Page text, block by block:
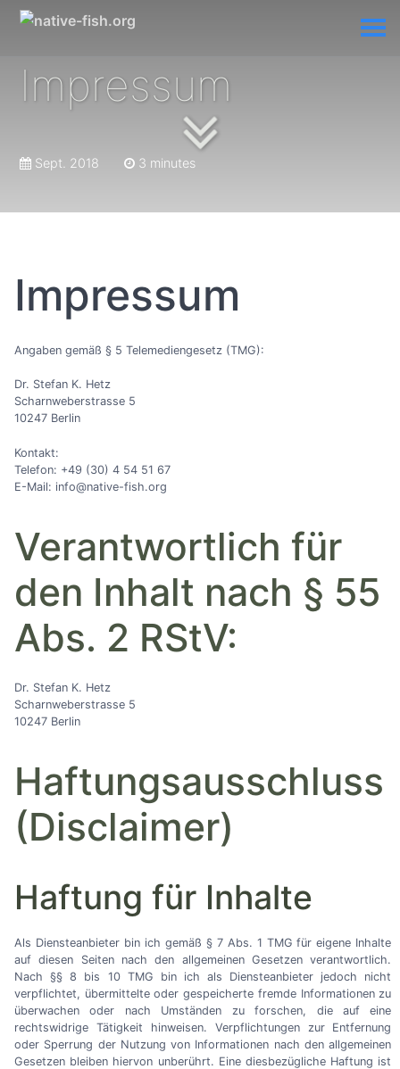
Impressum
Sept. 2018 3 minutes
Impressum
Angaben gemäß § 5 Telemediengesetz (TMG):
Dr. Stefan K. Hetz
Scharnweberstrasse 5
10247 Berlin
Kontakt:
Telefon: +49 (30) 4 54 51 67
E-Mail: info@native-fish.org
Verantwortlich für
den Inhalt nach § 55
Abs. 2 RStV:
Dr. Stefan K. Hetz
Scharnweberstrasse 5
10247 Berlin
Haftungsausschluss
(Disclaimer)
Haftung für Inhalte
Als Diensteanbieter bin ich gemäß § 7 Abs. 1 TMG für eigene Inhalte
auf diesen Seiten nach den allgemeinen Gesetzen verantwortlich.
Nach §§ 8 bis 10 TMG bin ich als Diensteanbieter jedoch nicht
verpflichtet, übermittelte oder gespeicherte fremde Informationen zu
überwachen oder nach Umständen zu forschen, die auf eine
rechtswidrige Tätigkeit hinweisen. Verpflichtungen zur Entfernung
oder Sperrung der Nutzung von Informationen nach den allgemeinen
Gesetzen bleiben hiervon unberührt. Eine diesbezügliche Haftung ist